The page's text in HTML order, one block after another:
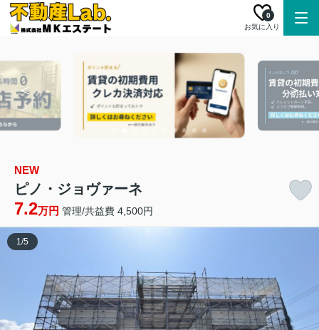
お気に入り
0
NEW
ピノ・ジョヴァーネ
7.2万円 管理/共益費 4,500円
1/5